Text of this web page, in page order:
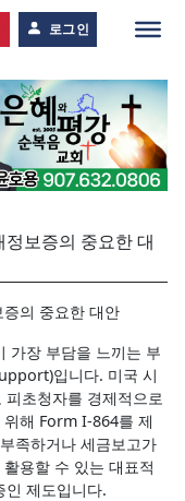
로그인
보증의 중요한 대
의 중요한 대안
가장 부담을 느끼는 부
입니다. 미국 시
초청자를 경제적으로
해 Form I-864를 제
족하거나 세금보고가
용할 수 있는 대표적
제도입니다.